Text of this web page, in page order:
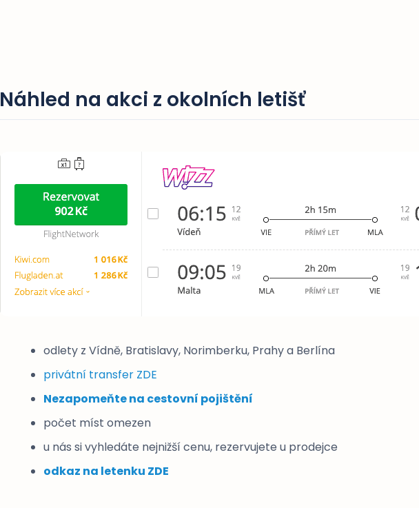
Náhled na akci z okolních letišť
odlety z Vídně, Bratislavy, Norimberku, Prahy a Berlína
privátní transfer ZDE
Nezapomeňte na cestovní pojištění
počet míst omezen
u nás si vyhledáte nejnižší cenu, rezervujete u prodejce
odkaz na letenku ZDE